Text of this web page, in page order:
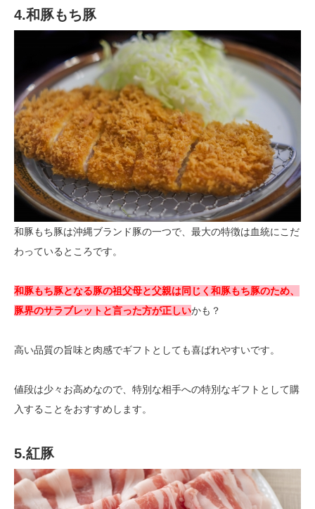
4.和豚もち豚
和豚もち豚は沖縄ブランド豚の一つで、最大の特徴は血統にこだ
わっているところです。
和豚もち豚となる豚の祖父母と父親は同じく和豚もち豚のため、
豚界のサラブレットと言った方が正しいかも？
高い品質の旨味と肉感でギフトとしても喜ばれやすいです。
値段は少々お高めなので、特別な相手への特別なギフトとして購
入することをおすすめします。
5.紅豚